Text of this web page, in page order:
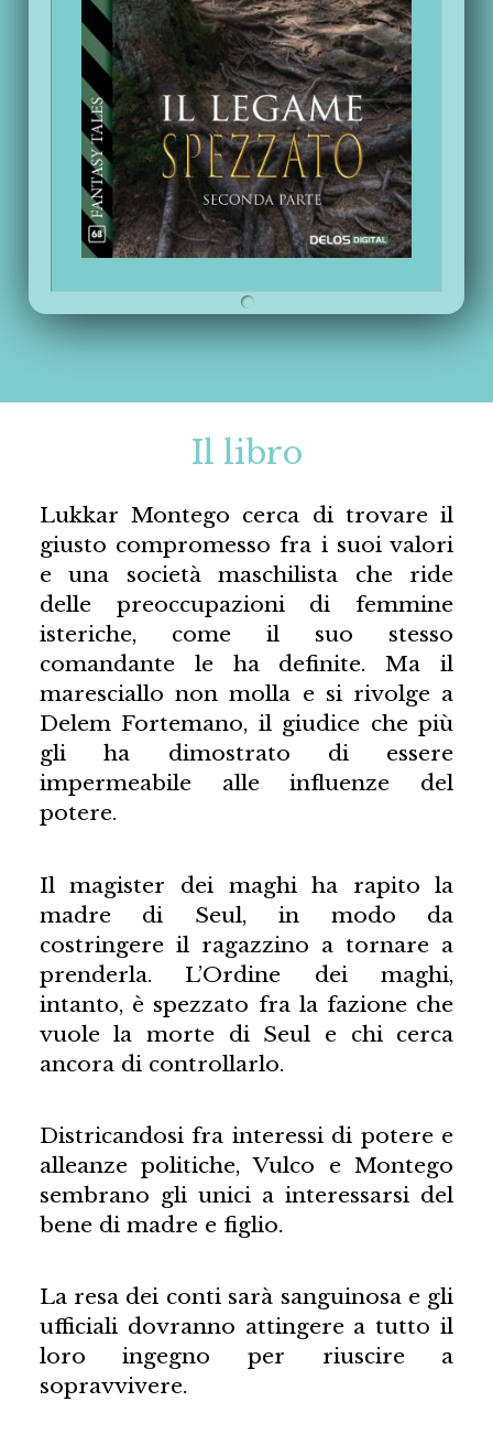
Il libro
Lukkar Montego cerca di trovare il
giusto compromesso fra i suoi valori
e una società maschilista che ride
delle preoccupazioni di femmine
isteriche, come il suo stesso
comandante le ha definite. Ma il
maresciallo non molla e si rivolge a
Delem Fortemano, il giudice che più
gli ha dimostrato di essere
impermeabile alle influenze del
potere.
Il magister dei maghi ha rapito la
madre di Seul, in modo da
costringere il ragazzino a tornare a
prenderla. L’Ordine dei maghi,
intanto, è spezzato fra la fazione che
vuole la morte di Seul e chi cerca
ancora di controllarlo.
Districandosi fra interessi di potere e
alleanze politiche, Vulco e Montego
sembrano gli unici a interessarsi del
bene di madre e figlio.
La resa dei conti sarà sanguinosa e gli
ufficiali dovranno attingere a tutto il
loro ingegno per riuscire a
sopravvivere.